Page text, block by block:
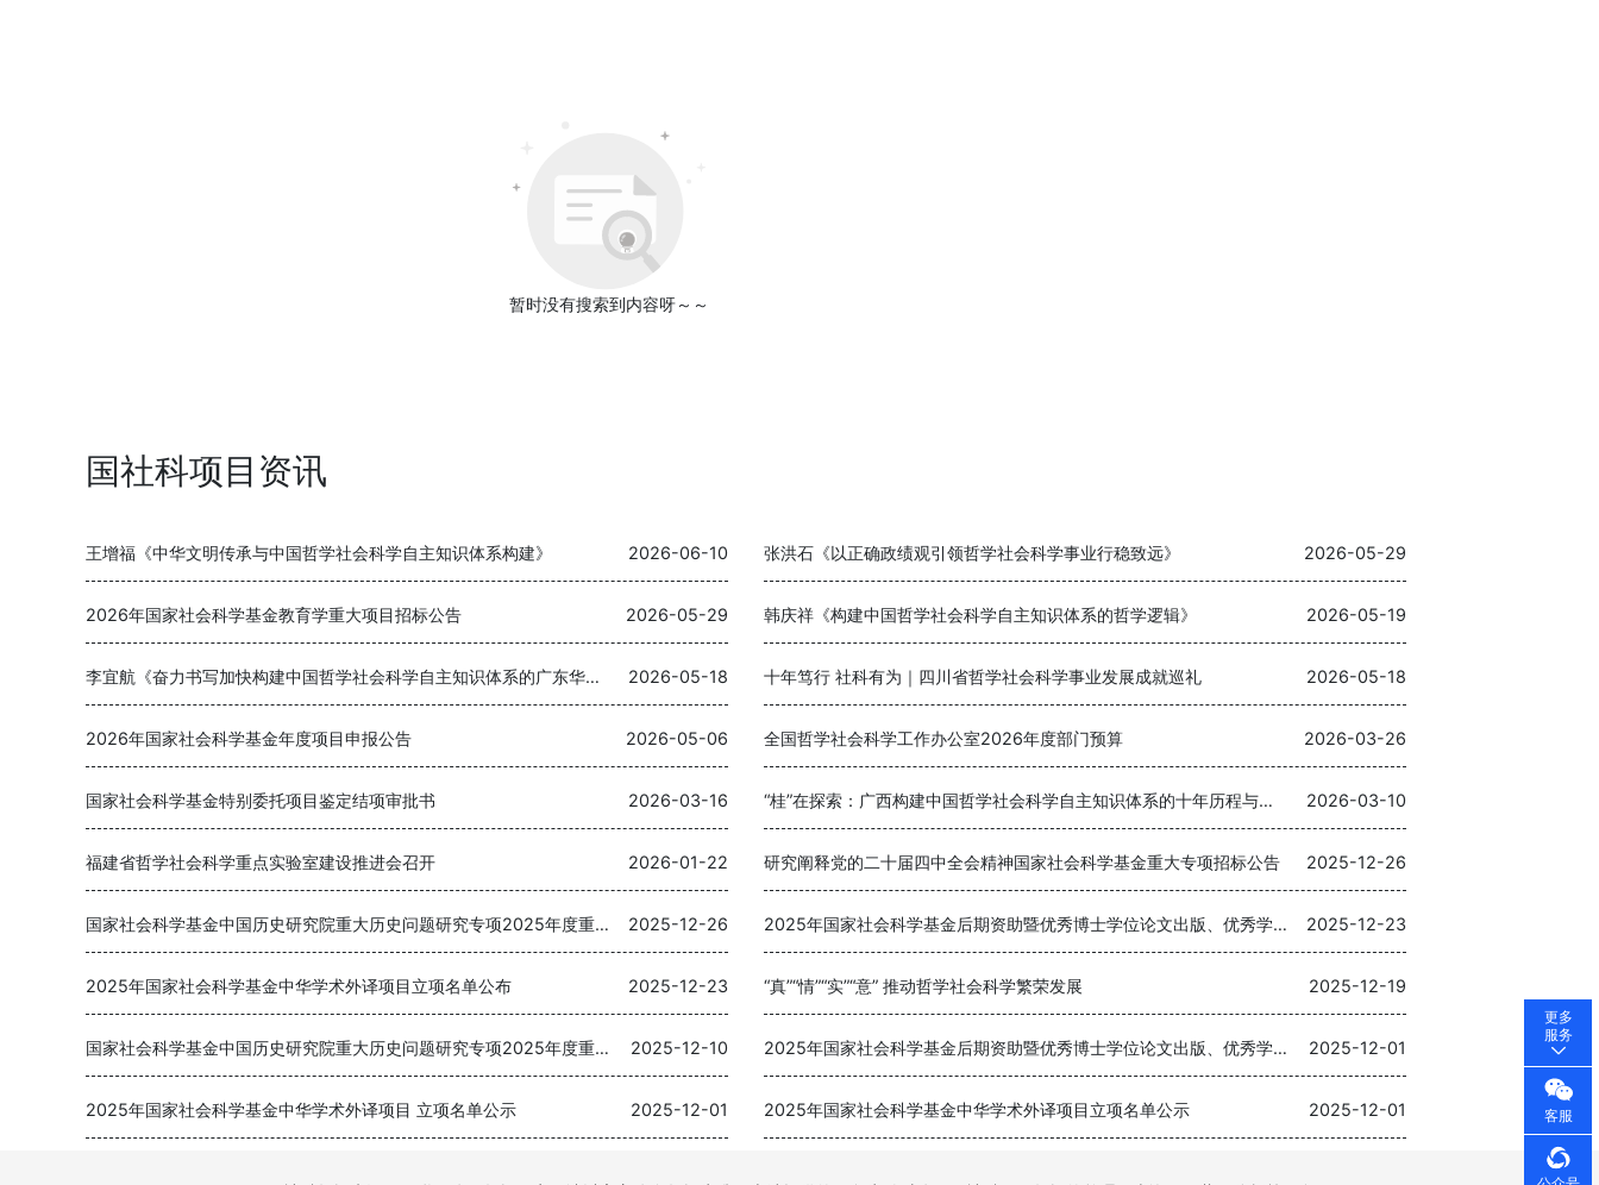
暂时没有搜索到内容呀～～
国社科项目资讯
王增福《中华文明传承与中国哲学社会科学自主知识体系构建》 2026-06-10 张洪石《以正确政绩观引领哲学社会科学事业行稳致远》 2026-05-29
2026年国家社会科学基金教育学重大项目招标公告 2026-05-29 韩庆祥《构建中国哲学社会科学自主知识体系的哲学逻辑》 2026-05-19
李宜航《奋力书写加快构建中国哲学社会科学自主知识体系的广东华章》 2026-05-18 十年笃行 社科有为｜四川省哲学社会科学事业发展成就巡礼 2026-05-18
2026年国家社会科学基金年度项目申报公告 2026-05-06 全国哲学社会科学工作办公室2026年度部门预算 2026-03-26
国家社会科学基金特别委托项目鉴定结项审批书 2026-03-16 “桂”在探索：广西构建中国哲学社会科学自主知识体系的十年历程与展望 2026-03-10
福建省哲学社会科学重点实验室建设推进会召开 2026-01-22 研究阐释党的二十届四中全会精神国家社会科学基金重大专项招标公告 2025-12-26
国家社会科学基金中国历史研究院重大历史问题研究专项2025年度重大招标项目立项名单公布 2025-12-26 2025年国家社会科学基金后期资助暨优秀博士学位论文出版、优秀学术著作再版项目立项结果公布 2025-12-23
2025年国家社会科学基金中华学术外译项目立项名单公布 2025-12-23 “真”“情”“实”“意” 推动哲学社会科学繁荣发展 2025-12-19
国家社会科学基金中国历史研究院重大历史问题研究专项2025年度重大招标项目立项公示 2025-12-10 2025年国家社会科学基金后期资助暨优秀博士学位论文出版、优秀学术著作再版项目立项名单公示 2025-12-01
2025年国家社会科学基金中华学术外译项目 立项名单公示 2025-12-01 2025年国家社会科学基金中华学术外译项目立项名单公示 2025-12-01
更多
服务
客服